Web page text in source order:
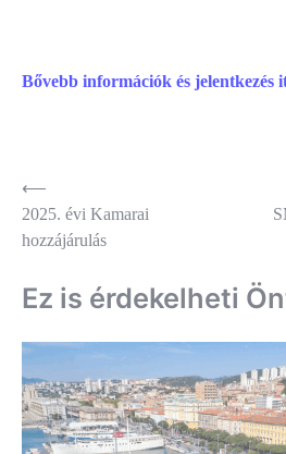
Bővebb információk és jelentkezés
Bejegyzés
navigáció
⟵
2025. évi Kamarai
hozzájárulás
Ez is érdekelheti